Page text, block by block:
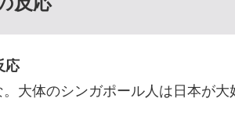
応
大体のシンガポール人は日本が